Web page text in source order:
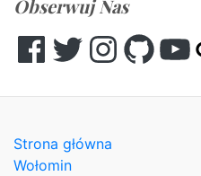
Obserwuj Nas
Facebook
TwitterInstagram
GitHub
Strona główna
Wołomin